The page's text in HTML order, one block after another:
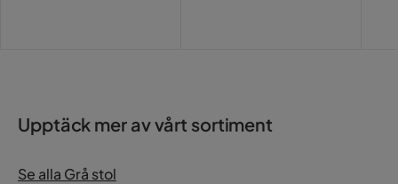
Upptäck mer av vårt sortiment
Se alla Grå stol